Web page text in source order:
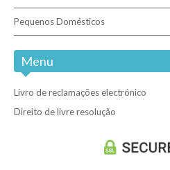
Cantos de Protecção
Pequenos Domésticos
Menu
Livro de reclamações electrónico
Direito de livre resolução